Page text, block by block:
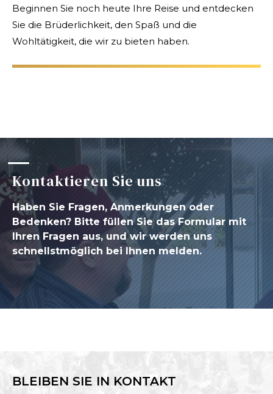
Beginnen Sie noch heute Ihre Reise und entdecken
Sie die Brüderlichkeit, den Spaß und die
Wohltätigkeit, die wir zu bieten haben.
Kontaktieren Sie uns
Haben Sie Fragen, Anmerkungen oder
Bedenken? Bitte füllen Sie das Formular mit
Ihren Fragen aus, und wir werden uns
schnellstmöglich bei Ihnen melden.
BLEIBEN SIE IN KONTAKT